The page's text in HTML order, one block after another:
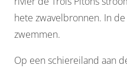
hete zwavelbronnen. In
zwemmen.
Op een schiereiland aan